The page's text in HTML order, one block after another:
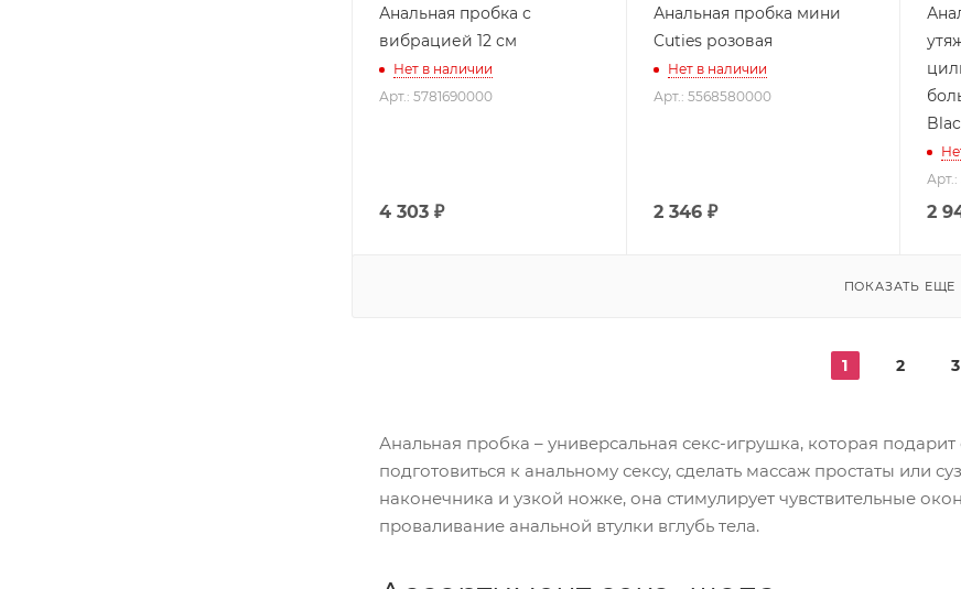
Анальная пробка с
вибрацией 12 см
Нет в наличии
Арт.: 5781690000
4 303 ₽
Анальная пробка мини
Cuties розовая
Нет в наличии
Арт.: 5568580000
2 346₽ 2
ПОКАЗАТЬ ЕЩЕ
1 2 3
Анальная пробка – универсальная секс-игрушка, которая
подготовиться к анальному сексу, сделать массаж простаты или
наконечника и узкой ножке, она стимулирует чувствительные
проваливание анальной втулки вглубь тела.